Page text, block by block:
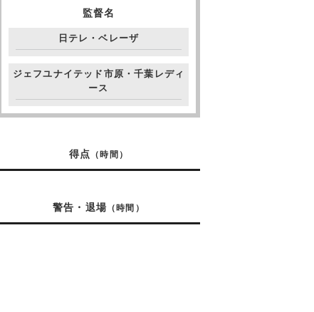
監督名
日テレ・ベレーザ
ジェフユナイテッド市原・千葉レディ
ース
得点 （時間）
警告・退場 （時間）